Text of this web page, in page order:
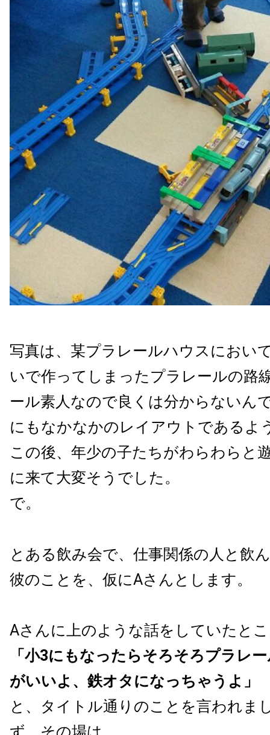
写真は、某プラレールハウスにおい
いで作ってしまったプラレールの路
ール素人なので良くは分からないん
にもなかなかのレイアウトであるよ
この後、年少の子たちがわらわらと
に来て大変そうでした。
で。
とある飲み会で、仕事関係の人と飲
彼のことを、仮にAさんとします。
Aさんに上のような話をしていたと
「小3にもなったらそろそろプラレ
がいいよ、鉄オタになっちゃうよ」
と、タイトル通りのことを言われま